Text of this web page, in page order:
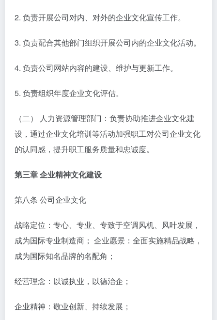
2. 负责开展公司对内、对外的企业文化宣传工作。
3. 负责配合其他部门组织开展公司内的企业文化活动。
4. 负责公司网站内容的建设、维护与更新工作。
5. 负责组织年度企业文化评估。
（二） 人力资源管理部门：负责协助推进企业文化建
设，通过企业文化培训等活动加强职工对公司企业文化
的认同感，提升职工服务质量和忠诚度。
第三章 企业精神文化建设
第八条 公司企业文化
战略定位：专心、专业、专致于空调风机、风叶发展，
成为国际专业制造商； 企业愿景：全面实施精品战略，
成为国际知名品牌的名配角；
经营理念：以诚执业，以德治企；
企业精神：敬业创新、持续发展；